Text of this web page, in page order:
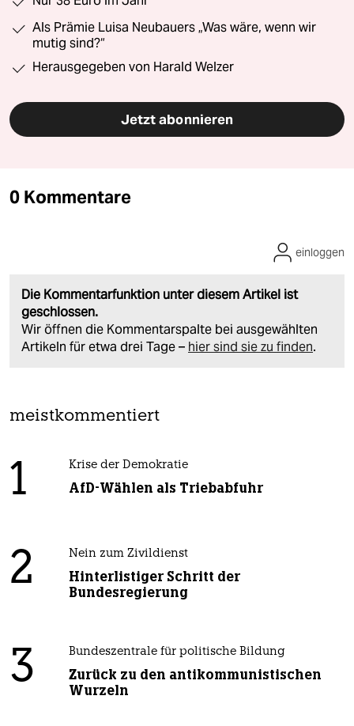
Als Prämie Luisa Neubauers „Was wäre, wenn wir
mutig sind?“
Herausgegeben von Harald Welzer
Jetzt abonnieren
0 Kommentare
Die Kommentarfunktion unter diesem Artikel ist
geschlossen.
Wir öffnen die Kommentarspalte bei ausgewählten
Artikeln für etwa drei Tage – hier sind sie zu finden.
einloggen
meistkommentiert
1 Krise der Demokratie
AfD-Wählen als Triebabfuhr
2 Nein zum Zivildienst
Hinterlistiger Schritt der
Bundesregierung
3 Bundeszentrale für politische Bildung
Zurück zu den antikommunistischen
Wurzeln